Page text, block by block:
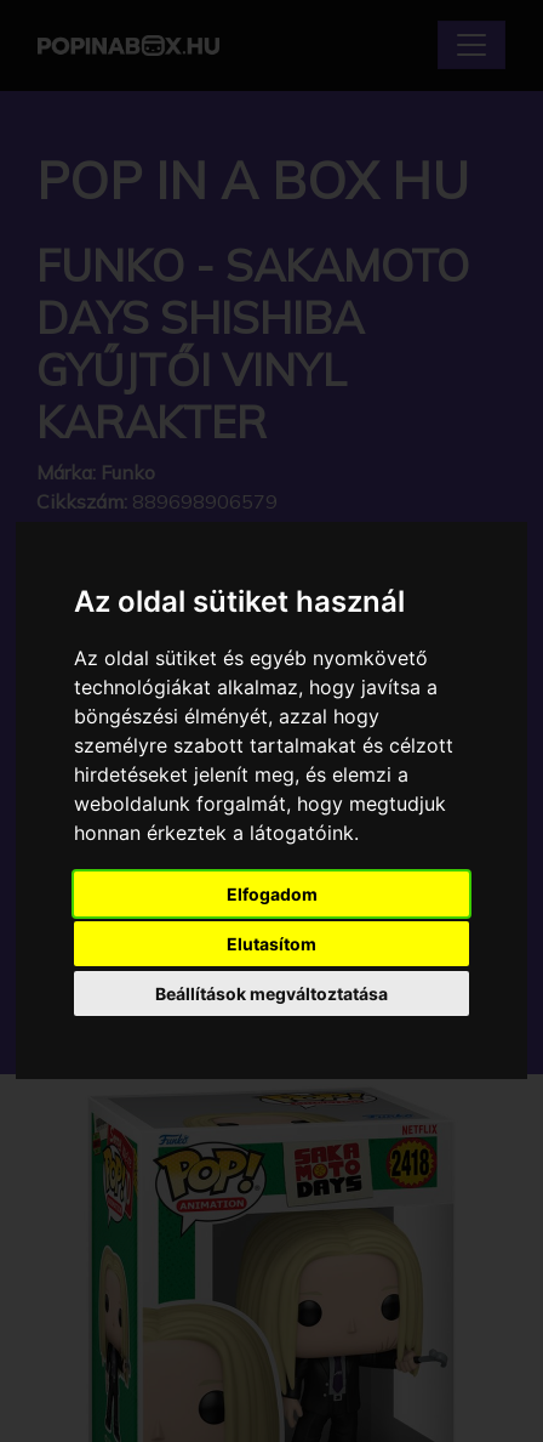
Az oldal sütiket használ
Az oldal sütiket és egyéb nyomkövető
technológiákat alkalmaz, hogy javítsa a
böngészési élményét, azzal hogy
személyre szabott tartalmakat és célzott
hirdetéseket jelenít meg, és elemzi a
weboldalunk forgalmát, hogy megtudjuk
honnan érkeztek a látogatóink.
Elfogadom
Elutasítom
Beállítások megváltoztatása
POP IN A BOX HU
FUNKO - SAKAMOTO
DAYS SHISHIBA
GYŰJTŐI VINYL
KARAKTER
Márka: Funko
Cikkszám: 889698906579
A Funko POP - Anime & Manga egyik népszerű
vinyl karakter, amely ablakos csomagolásban azaz -
POP In a Box - várja új gazdáját.
TOVÁBB A VÁSÁRLÁSRA
Tetszik? Osszd meg másokkal!